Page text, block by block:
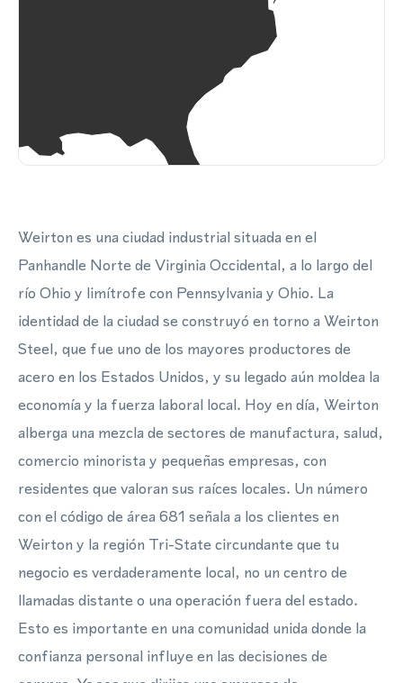
Weirton es una ciudad industrial situada en el
Panhandle Norte de Virginia Occidental, a lo largo del
río Ohio y limítrofe con Pennsylvania y Ohio. La
identidad de la ciudad se construyó en torno a Weirton
Steel, que fue uno de los mayores productores de
acero en los Estados Unidos, y su legado aún moldea la
economía y la fuerza laboral local. Hoy en día, Weirton
alberga una mezcla de sectores de manufactura, salud,
comercio minorista y pequeñas empresas, con
residentes que valoran sus raíces locales. Un número
con el código de área 681 señala a los clientes en
Weirton y la región Tri-State circundante que tu
negocio es verdaderamente local, no un centro de
llamadas distante o una operación fuera del estado.
Esto es importante en una comunidad unida donde la
confianza personal influye en las decisiones de